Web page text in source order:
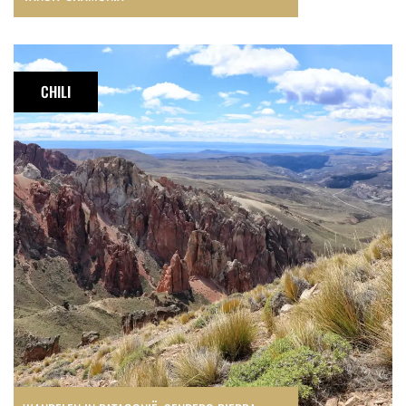
Wandelen
Patagonië:
Sendero
Piedra
Clavada
CHILI